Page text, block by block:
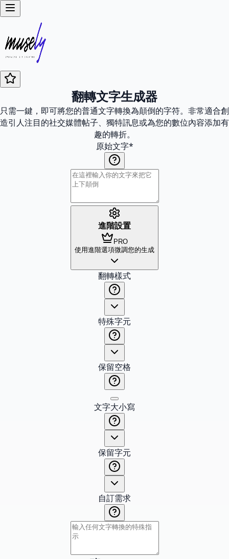
翻轉文字生成器
只需一鍵，即可將您的普通文字轉換為顛倒的字符。非常適合創
造引人注目的社交媒體帖子、獨特訊息或為您的數位內容添加有
趣的轉折。
原始文字*
進階設置
PRO
使用進階選項微調您的生成
翻轉樣式
特殊字元
保留空格
文字大小寫
保留字元
自訂需求